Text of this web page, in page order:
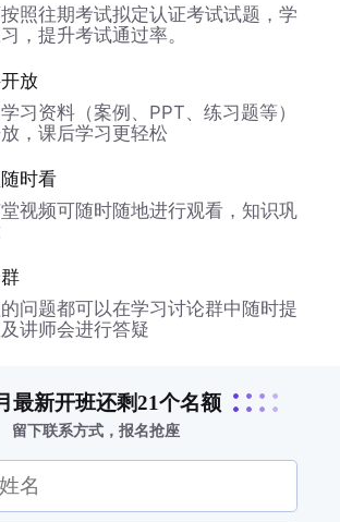
照往期考试拟定认证考试试题，学
，提升考试通过率。
放
习资料（案例、PPT、练习题等）
，课后学习更轻松
时看
视频可随时随地进行观看，知识巩
问题都可以在学习讨论群中随时提
讲师会进行答疑
最新开班还剩21个名额
留下联系方式，报名抢座